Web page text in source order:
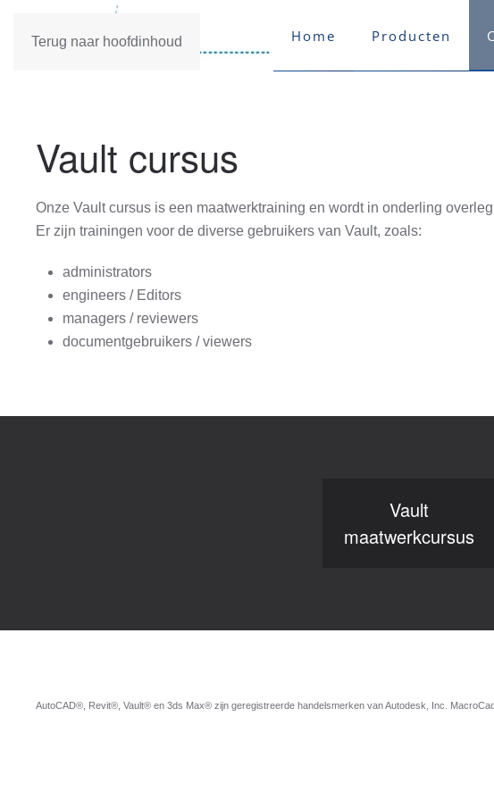
Terug naar hoofdinhoud Home Producten
Vault cursus
Onze Vault cursus is een maatwerktraining en wordt in onderling
Er zijn trainingen voor de diverse gebruikers van Vault, zoals:
administrators
engineers / Editors
managers / reviewers
documentgebruikers / viewers
Vault
maatwerkcursus
AutoCAD®, Revit®, Vault® en 3ds Max® zijn geregistreerde handelsmerken van Autodesk, Inc.